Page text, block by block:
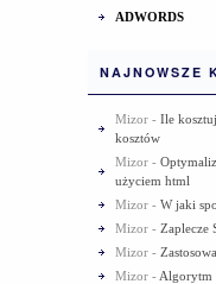
ADWORDS
NAJNOWSZE
Mizor - Ile
kosztów
Mizor -
użyciem html
Mizor - W jaki
Mizor - Zaplecze
Mizor -
Mizor - Algorytm